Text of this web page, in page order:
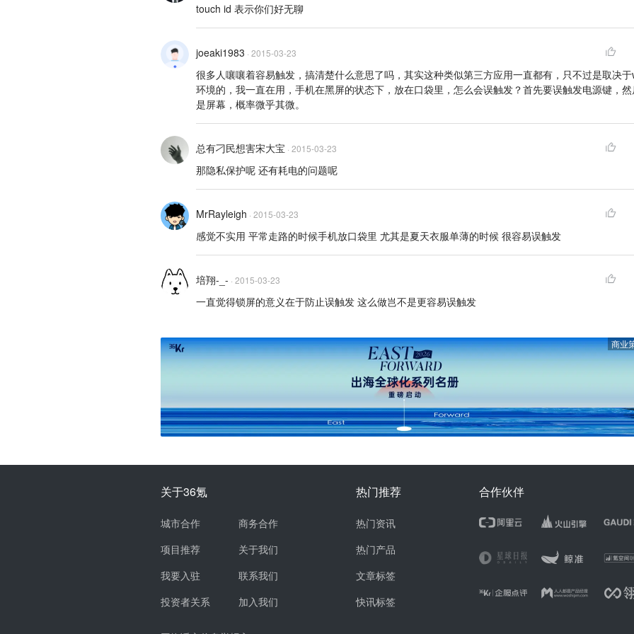
touch id 表示你们好无聊
joeaki1983 · 2015-03-23
很多人嚷嚷着容易触发，搞清楚什么意思了吗，其实这种类似第三方应用一直都有，只不过是取决
环境的，我一直在用，手机在黑屏的状态下，放在口袋里，怎么会误触发？首先要误触发电源键，
是屏幕，概率微乎其微。
总有刁民想害宋大宝 · 2015-03-23
那隐私保护呢 还有耗电的问题呢
MrRayleigh · 2015-03-23
感觉不实用 平常走路的时候手机放口袋里 尤其是夏天衣服单薄的时候 很容易误触发
培翔-_- · 2015-03-23
一直觉得锁屏的意义在于防止误触发 这么做岂不是更容易误触发
商业
关于36氪
城市合作
项目推荐
我要入驻
投资者关系
商务合作
关于我们
联系我们
加入我们
热门推荐
热门资讯
热门产品
文章标签
快讯标签
合作伙伴